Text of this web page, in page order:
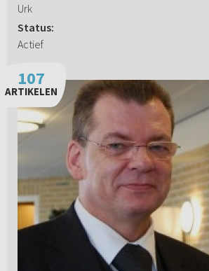
Urk
Status:
Actief
107
ARTIKELEN